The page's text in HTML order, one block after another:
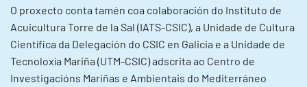
O proxecto conta tamén coa colaboración do Instituto de
Acuicultura Torre de la Sal (IATS-CSIC), a Unidade de Cultura
Científica da Delegación do CSIC en Galicia e a Unidade de
Tecnoloxía Mariña (UTM-CSIC) adscrita ao Centro de
Investigacións Mariñas e Ambientais do Mediterráneo